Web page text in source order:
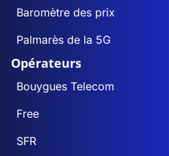
Baromètre des prix
Palmarès de la 5G
Opérateurs
Bouygues Telecom
Free
SFR